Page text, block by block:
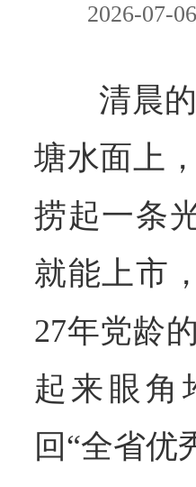
2026-07-
清晨
塘水面上
捞起一条
就能上市
27年党龄
起来眼
回“全省优